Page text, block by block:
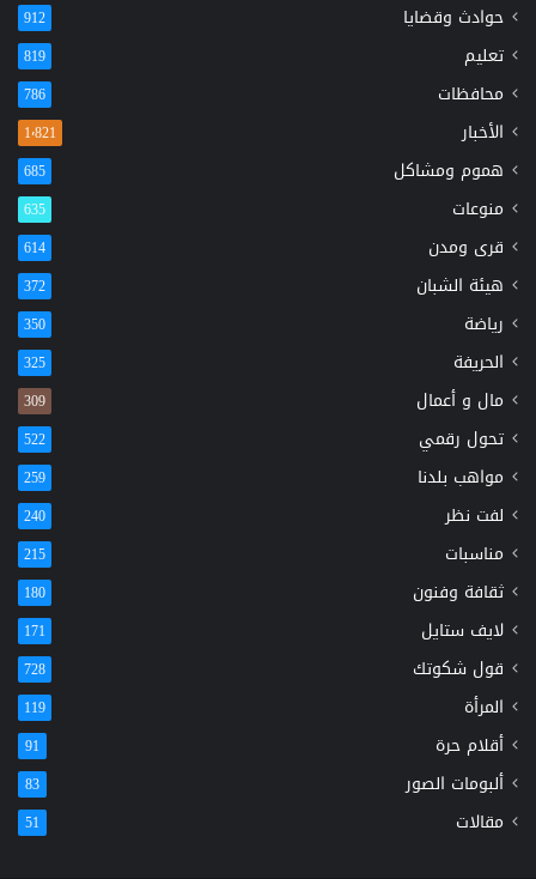
حوادث وقضايا 912
تعليم 819
محافظات 786
الأخبار 1٬821
هموم ومشاكل 685
منوعات 635
قرى ومدن 614
هيئة الشبان 372
رياضة 350
الحريفة 325
مال و أعمال 309
تحول رقمي 522
مواهب بلدنا 259
لفت نظر 240
مناسبات 215
ثقافة وفنون 180
لايف ستايل 171
قول شكوتك 728
المرأة 119
أقلام حرة 91
ألبومات الصور 83
مقالات 51